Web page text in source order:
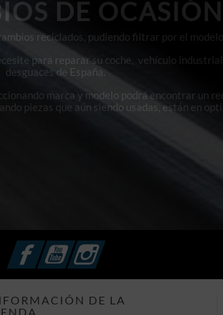
DE OCASIÓN
reciclados, pudiendo filtrar por el modelo
para reparar su coche, vehículo
desguaces de España.
marca y modelo podrá encontrar un
piezas que aún siendo usadas, están en
FacebookYouTubeInstagram
DE LA